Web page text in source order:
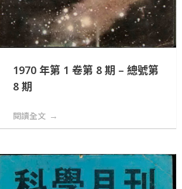
1970 年第 1 卷第 8 期 – 總號第
8 期
閱讀全文